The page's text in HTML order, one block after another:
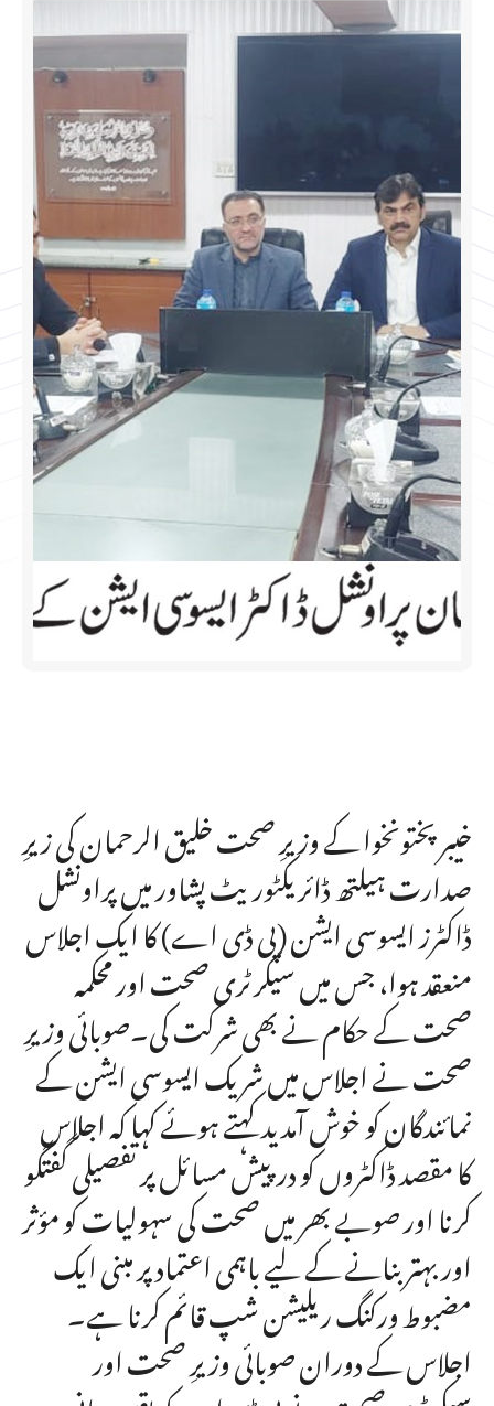
خیبر پختونخوا کے وزیرِ صحت خلیق الرحمان کی زیرِ
صدارت ہیلتھ ڈائریکٹوریٹ پشاور میں پراونشل
ڈاکٹرز ایسوسی ایشن (پی ڈی اے) کا ایک اجلاس
منعقد ہوا، جس میں سیکرٹری صحت اور محکمہ
صحت کے حکام نے بھی شرکت کی۔صوبائی وزیرِ
صحت نے اجلاس میں شریک ایسوسی ایشن کے
نمائندگان کو خوش آمدید کہتے ہوئے کہا کہ اجلاس
کا مقصد ڈاکٹروں کو درپیش مسائل پر تفصیلی گفتگو
کرنا اور صوبے بھر میں صحت کی سہولیات کو مؤثر
اور بہتر بنانے کے لیے باہمی اعتماد پر مبنی ایک
مضبوط ورکنگ ریلیشن شپ قائم کرنا ہے۔
اجلاس کے دوران صوبائی وزیرِ صحت اور